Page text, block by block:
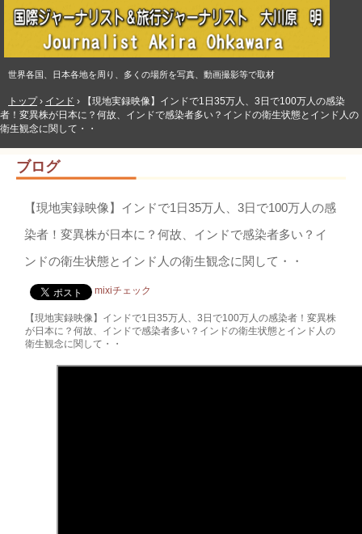
世界各国、日本各地を周り、多くの場所を写真、動画撮影等で取材
トップ› インド ›
【現地実録映像】インドで1日35万人、3日で100万人の感染
者！変異株が日本に？何故、インドで感染者多い？インドの衛生状態とインド人の
衛生観念に関して・・
ブログ
【現地実録映像】インドで1日35万人、3日で100万人の感
染者！変異株が日本に？何故、インドで感染者多い？イ
ンドの衛生状態とインド人の衛生観念に関して・・
mixiチェック
【現地実録映像】インドで1日35万人、3日で100万人の感染者！変異株
が日本に？何故、インドで感染者多い？インドの衛生状態とインド人の
衛生観念に関して・・